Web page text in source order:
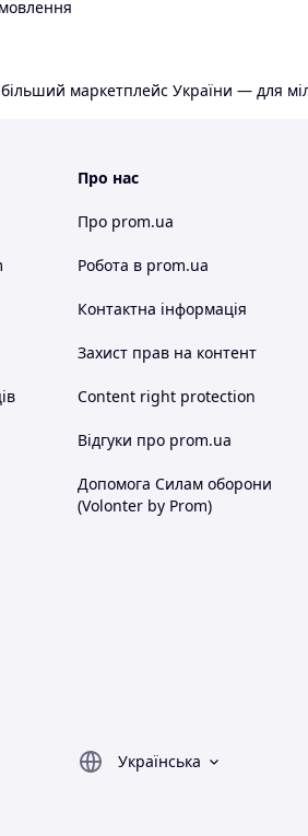
маркетплейс України — для
Про нас
Про prom.ua
Робота в prom.ua
Контактна інформація
Захист прав на контент
Content right protection
Відгуки про prom.ua
Допомога Силам оборони
(Volonter by Prom)
Українська